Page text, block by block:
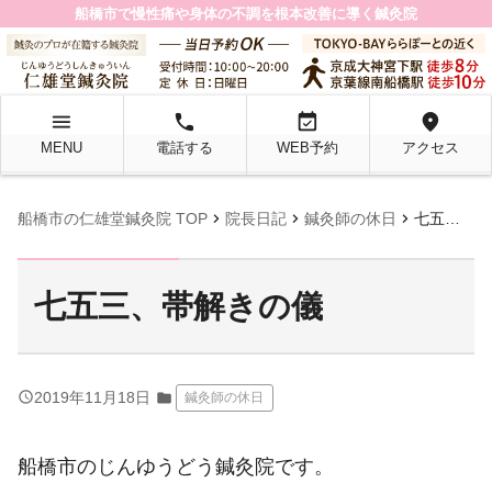
船橋市で慢性痛や身体の不調を根本改善に導く鍼灸院
menu
MENU
local_phone
電話する
event_available
WEB予約
location_on
アクセス
船橋市の仁雄堂鍼灸院 TOP chevron_right 院長日記 chevron_right 鍼灸師の休日 chevron_right 七五三、帯解きの儀
七五三、帯解きの儀
query_builder2019年11月18日 folder 鍼灸師の休日
船橋市のじんゆうどう鍼灸院です。